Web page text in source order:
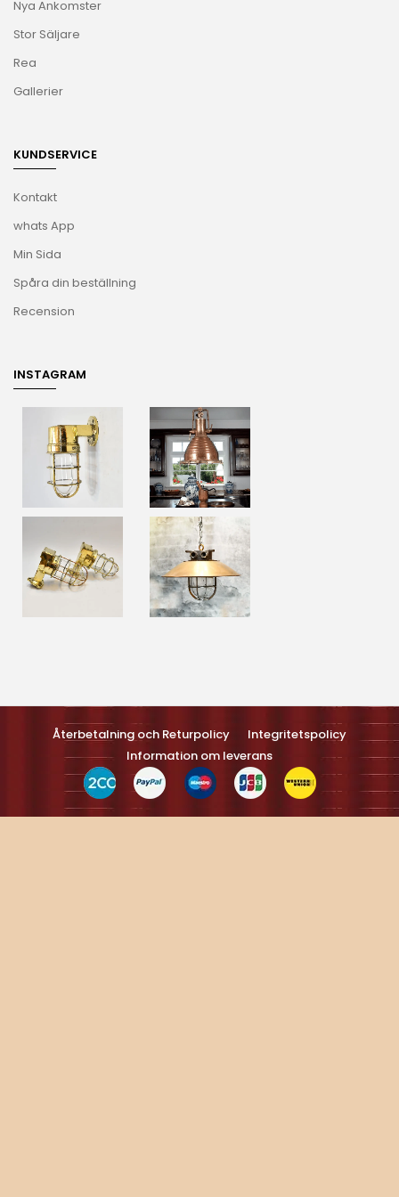
Nya Ankomster
Stor Säljare
Rea
Gallerier
KUNDSERVICE
Kontakt
whats App
Min Sida
Spåra din beställning
Recension
INSTAGRAM
Återbetalning och Returpolicy
Integritetspolicy
Information om leverans
Turns on site high speed to be attractive feller people and search
engines.